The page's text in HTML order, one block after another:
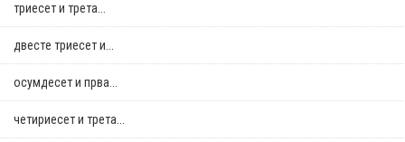
триесет и трета...
двестe триесет и...
осумдесет и прва...
четириесет и трета...